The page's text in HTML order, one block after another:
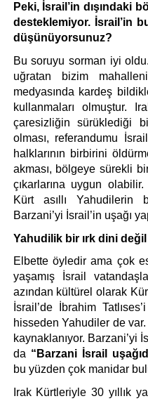
Peki, İsrail’in dışındaki
desteklemiyor. İsrail’in
düşünüyorsunuz?
Bu soruyu sorman iyi
uğratan bizim
medyasında kardeş
kullanmaları olmuştur.
çaresizliğin sürüklediği
olması, referandumu
halklarının birbirini
akması, bölgeye sürekli
çıkarlarına uygun
Kürt asıllı Yahudilerin
Barzani’yi İsrail’in uşağı
Yahudilik bir ırk dini
Elbette öyledir ama çok
yaşamış İsrail
azından kültürel olarak
İsrail’de İbrahim
hisseden Yahudiler de
kaynaklanıyor. Barzani’yi
da “Barzani İsrail
bu yüzden çok manidar
Irak Kürtleriyle 30 yıllık